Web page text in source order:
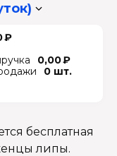
₽
0,00 ₽
0 шт.
бесплатная
липы.